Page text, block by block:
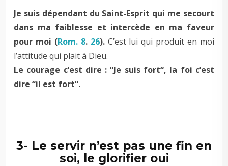
Je suis dépendant du Saint-Esprit qui me secourt
dans ma faiblesse et intercède en ma faveur
pour moi (Rom. 8. 26). C’est lui qui produit en moi
l’attitude qui plait à Dieu.
Le courage c’est dire : “Je suis fort“, la foi c’est
dire “il est fort“.
3- Le servir n’est pas une fin en
soi, le glorifier oui